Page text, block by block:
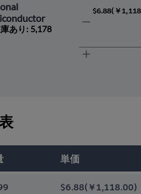
あり: 5,178
$6.88( ￥
単価
$6.88(￥1,118.00)